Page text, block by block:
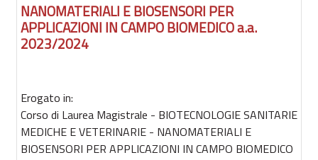
NANOMATERIALI E BIOSENSORI PER
APPLICAZIONI IN CAMPO BIOMEDICO a.a.
2023/2024
Erogato in:
Corso di Laurea Magistrale - BIOTECNOLOGIE SANITARIE
MEDICHE E VETERINARIE - NANOMATERIALI E
BIOSENSORI PER APPLICAZIONI IN CAMPO BIOMEDICO